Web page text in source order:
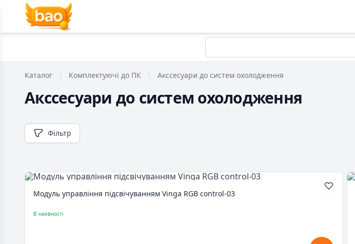
Каталог Комплектуючі до ПК Акссесуари до систем охолодження
Акссесуари до систем охолодження
Фільтр
Модуль управління підсвічуванням Vinga RGB control-03
В наявності